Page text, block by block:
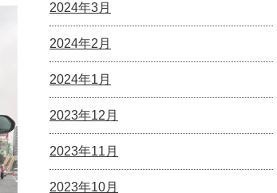
2024年3月
2024年2月
2024年1月
2023年12月
2023年11月
2023年10月